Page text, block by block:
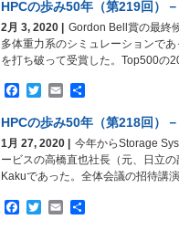
HPCの歩み50年（第219回）
2月 3, 2020 |
Gordon Bell賞の最終
多体重力系のシミュレーションで
を打ち破って受賞した。Top500の
Facebook
TwitterEmail
共
HPCの歩み50年（第218回）
1月 27, 2020 |
今年からStorage
ービスの高橋直也社長（元、日立
Kakuであった。全体会議の招待講
Facebook
TwitterEmail
共